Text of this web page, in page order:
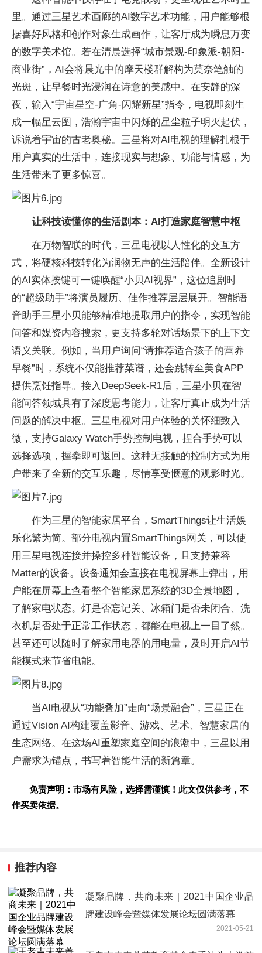
里。通过三星艺术画廊的AI数字艺术功能，用户能够根
据喜好风格和创作对象生成画作，让客厅成为瞬息万变
的数字美术馆。若在清晨选择“城市景观-印象派-朝阳-
商业街”，AI会将晨光中的摩天楼群解构为莫奈笔触的
光斑，让早餐时光浸润在诗意的美感中。在安静的深
夜，输入“宇宙星空-广角-闪耀新星”指令，电视即刻生
成一幅星云图，浩瀚宇宙中闪烁的星尘粒子明灭起伏，
诉说着宇宙的古老奥秘。三星将对AI电视的理解扎根于
用户真实的生活中，连接现实与想象、功能与情感，为
生活带来了更多惊喜。
让科技读懂你的生活剧本：AI打造家庭智慧中枢
在万物智联的时代，三星电视以人性化的交互方
式，将硬核科技转化为润物无声的生活陪伴。全新设计
的AI实体按键可一键唤醒“小贝AI视界”，这位追剧时
的“超级助手”将演员履历、佳作推荐层层展开。智能语
音助手三星小贝能够精准地提取用户的指令，实现智能
问答和媒资内容搜索，更支持多轮对话场景下的上下文
语义关联。例如，当用户询问“请推荐适合孩子的营养
早餐”时，系统不仅能推荐菜谱，还会跳转至美食APP
提供烹饪指导。接入DeepSeek-R1后，三星小贝在智
能问答领域具有了深度思考能力，让客厅真正成为生活
问题的解决中枢。三星电视对用户体验的关怀细致入
微，支持Galaxy Watch手势控制电视，捏合手势可以
选择选项，握拳即可返回。这种无接触的控制方式为用
户带来了全新的交互乐趣，尽情享受惬意的观影时光。
作为三星的智能家居平台，SmartThings让生活娱
乐化繁为简。部分电视内置SmartThings网关，可以使
用三星电视连接并操控多种智能设备，且支持兼容
Matter的设备。设备通知会直接在电视屏幕上弹出，用
户能在屏幕上查看整个智能家居系统的3D全景地图，
了解家电状态。灯是否忘记关、冰箱门是否未闭合、洗
衣机是否处于正常工作状态，都能在电视上一目了然。
甚至还可以随时了解家用电器的用电量，及时开启AI节
能模式来节省电能。
当AI电视从“功能叠加”走向“场景融合”，三星正在
通过Vision AI构建覆盖影音、游戏、艺术、智慧家居的
生态网络。在这场AI重塑家庭空间的浪潮中，三星以用
户需求为锚点，书写着智能生活的新篇章。
免责声明：市场有风险，选择需谨慎！此文仅供参考，不
作买卖依据。
推荐内容
凝聚品牌，共商未来｜2021中国企业品
牌建设峰会暨媒体发展论坛圆满落幕
2021-05-21